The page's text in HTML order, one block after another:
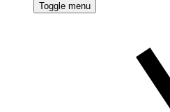
Toggle menu